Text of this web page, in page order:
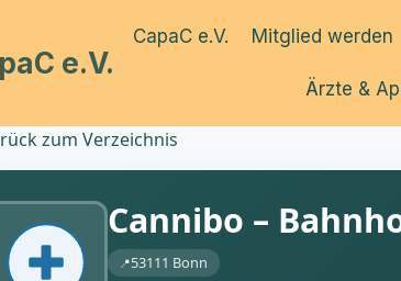
e.V.
CapaC e.V. Mitglied werden
Ärzte &
zum Verzeichnis
Cannibo –
53111 Bonn